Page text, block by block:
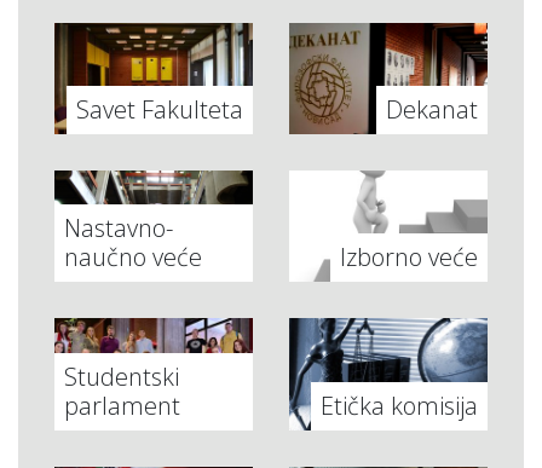
Savet Fakulteta Dekanat
Nastavno-
naučno veće
Izborno veće
Studentski
parlament
Etička komisija